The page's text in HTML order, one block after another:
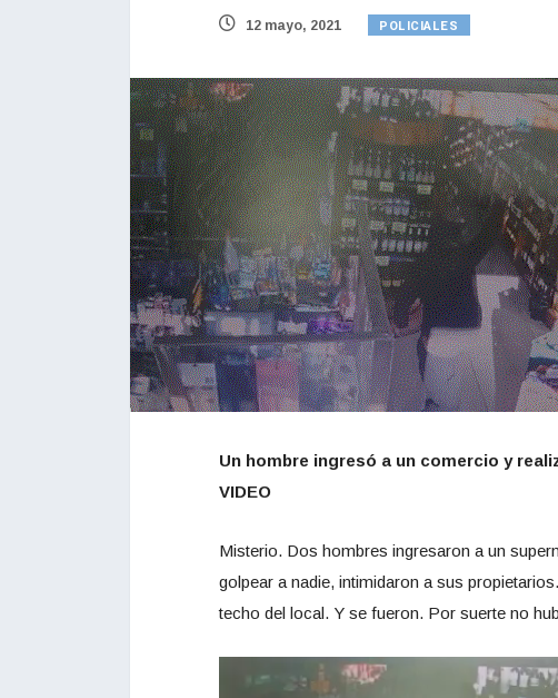
12 mayo, 2021 POLICIALES
Un hombre ingresó a un comercio y
VIDEO
Misterio. Dos hombres ingresaron a un
golpear a nadie, intimidaron a sus
techo del local. Y se fueron. Por suerte no